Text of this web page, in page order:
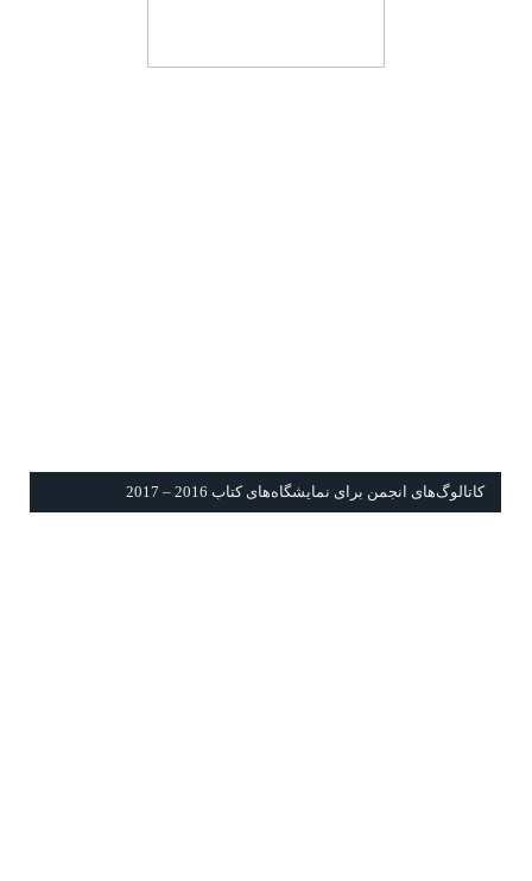
كاتالوگ‌های انجمن برای نمايشگاه‌های كتاب 2016 – 2017